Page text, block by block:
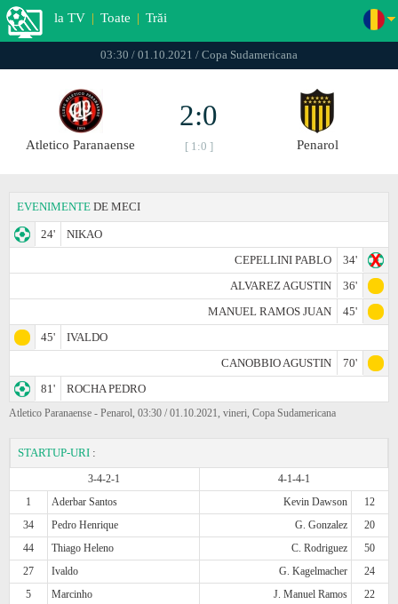
la TV | Toate | Trăi
03:30 / 01.10.2021 / Copa Sudamericana
Atletico Paranaense
2:0
[ 1:0 ] Penarol
EVENIMENTE DE MECI
24'
NIKAO
CEPELLINI PABLO
34'
ALVAREZ AGUSTIN
36'
MANUEL RAMOS JUAN
45'
45'
IVALDO
CANOBBIO AGUSTIN
70'
81'
ROCHA PEDRO
Atletico Paranaense - Penarol, 03:30 / 01.10.2021, vineri, Copa Sudamericana
STARTUP-URI :
3-4-2-1
4-1-4-1
1
Aderbar Santos Kevin Dawson
12
34
Pedro Henrique G. Gonzalez
20
44
Thiago Heleno C. Rodriguez
50
27
Ivaldo G. Kagelmacher
24
5
Marcinho J. Manuel Ramos
22